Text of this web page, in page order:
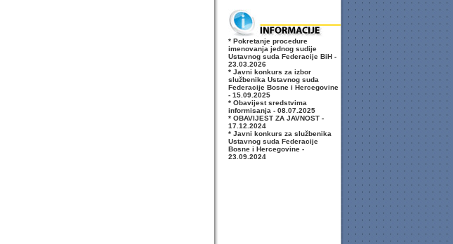
* Pokretanje procedure
imenovanja jednog sudije
Ustavnog suda Federacije BiH -
23.03.2026
* Javni konkurs za izbor
službenika Ustavnog suda
Federacije Bosne i Hercegovine
- 15.09.2025
* Obavijest sredstvima
informisanja - 08.07.2025
* OBAVIJEST ZA JAVNOST -
17.12.2024
* Javni konkurs za službenika
Ustavnog suda Federacije
Bosne i Hercegovine -
23.09.2024